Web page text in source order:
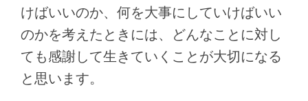
けばいいのか、何を大事にしていけばいい
のかを考えたときには、どんなことに対し
ても感謝して生きていくことが大切になる
と思います。